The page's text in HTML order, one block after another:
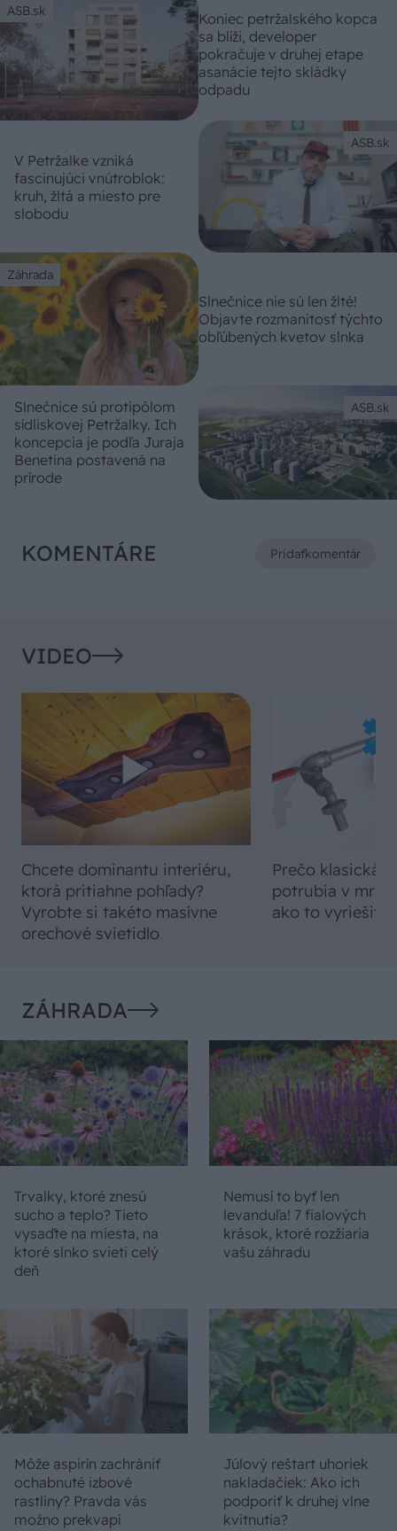
ASB.sk
Koniec petržalského kopca
sa blíži, developer
pokračuje v druhej etape
asanácie tejto skládky
odpadu
ASB.sk
V Petržalke vzniká
fascinujúci vnútroblok:
kruh, žltá a miesto pre
slobodu
Záhrada
Slnečnice nie sú len žlté!
Objavte rozmanitosť týchto
obľúbených kvetov slnka
ASB.sk
Slnečnice sú protipólom
sídliskovej Petržalky. Ich
koncepcia je podľa Juraja
Benetina postavená na
prírode
KOMENTÁRE Pridaťkomentár
VIDEO
Chcete dominantu interiéru,
ktorá pritiahne pohľady?
Vyrobte si takéto masívne
orechové svietidlo
Prečo klasická
potrubia v
ako to vyriešiť
ZÁHRADA
Trvalky, ktoré znesú
sucho a teplo? Tieto
vysaďte na miesta, na
ktoré slnko svieti celý
deň
Nemusí to byť len
levanduľa! 7 fialových
krások, ktoré rozžiaria
vašu záhradu
Môže aspirín zachrániť
ochabnuté izbové
rastliny? Pravda vás
možno prekvapí
Júlový reštart uhoriek
nakladačiek: Ako ich
podporiť k druhej vlne
kvitnutia?